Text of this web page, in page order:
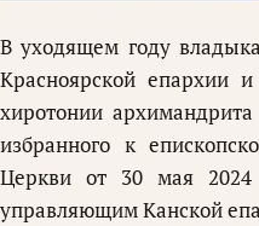
В уходящем году
Красноярской епархии
хиротонии архимандрита
избранного к
Церкви от 30 мая
управляющим Канской